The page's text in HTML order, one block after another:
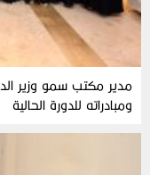
مدير مكتب سمو وزير
ومبادراته للدورة الحالية